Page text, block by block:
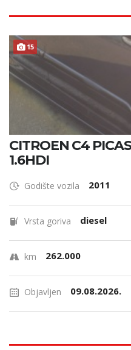
15
CITROEN C4
1.6HDI
Godište vozila 2011
Vrsta goriva diesel
km 262.000
Objavljen 09.08.2026.